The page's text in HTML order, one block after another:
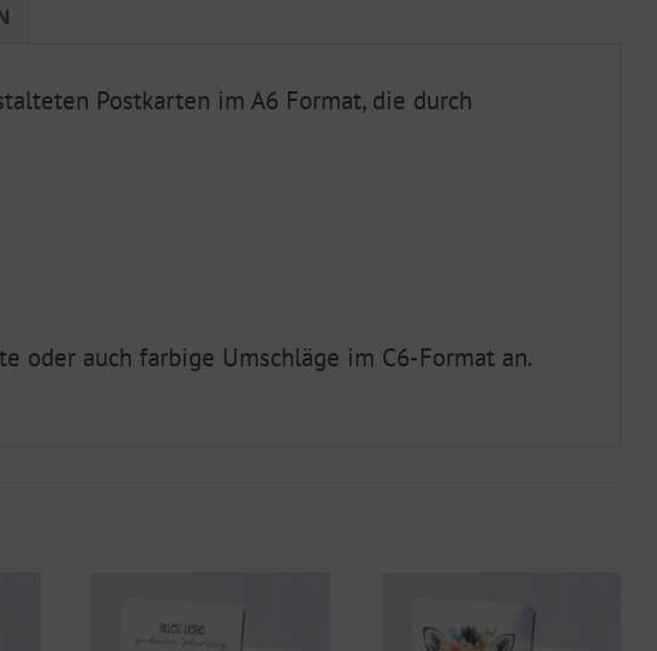
Postkarten im A6 Format, die durch
oder auch farbige Umschläge im C6-Format an.